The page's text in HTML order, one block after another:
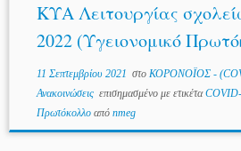
ΚΥΑ Λειτουργίας
2022 (Υγειονομικό
11 Σεπτεμβρίου 2021 στο ΚΟΡΟΝΟΪΟΣ -
Ανακοινώσεις επισημασμένο με ετικέτα
Πρωτόκολλο από nmeg